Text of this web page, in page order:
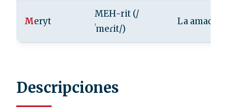
Meryt
MEH-rit (/
ˈmeɾit/)
La amada
Descripciones